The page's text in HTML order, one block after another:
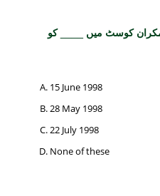
کوسٹ میں ____ کو
15 June 1998
28 May 1998
22 July 1998
None of these